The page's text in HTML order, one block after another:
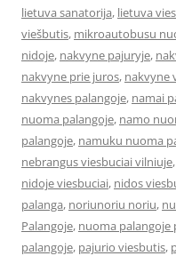
lietuva sanatorija, lietuva
viešbutis, mikroautobusu
nidoje, nakvyne pajuryje,
nakvyne prie juros, nakvyne
nakvynes palangoje, namai
nuoma palangoje, namo
palangoje, namuku nuoma
nebrangus viesbuciai vilniuje,
nidoje viesbuciai, nidos
palanga, noriunoriu noriu,
Palangoje, nuoma palangoje
palangoje, pajurio viesbutis,